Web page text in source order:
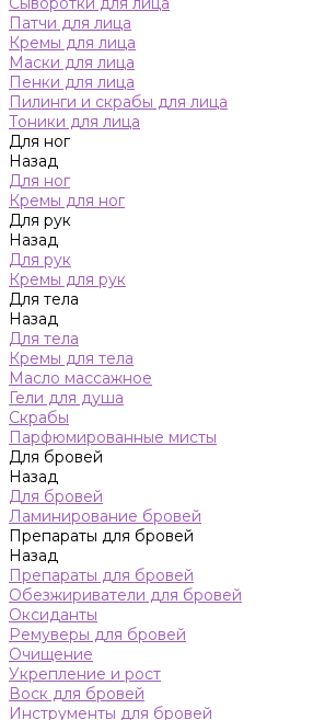
Патчи для лица
Кремы для лица
Маски для лица
Пенки для лица
Пилинги и скрабы для лица
Тоники для лица
Для ног
Назад
Для ног
Кремы для ног
Для рук
Назад
Для рук
Кремы для рук
Для тела
Назад
Для тела
Кремы для тела
Масло массажное
Гели для душа
Скрабы
Парфюмированные мисты
Для бровей
Назад
Для бровей
Ламинирование бровей
Препараты для бровей
Назад
Препараты для бровей
Обезжириватели для бровей
Оксиданты
Ремуверы для бровей
Очищение
Укрепление и рост
Воск для бровей
Инструменты для бровей